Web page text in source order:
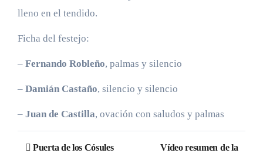
lleno en el tendido.
Ficha del festejo:
– Fernando Robleño, palmas y silencio
– Damián Castaño, silencio y silencio
– Juan de Castilla, ovación con saludos y palmas
Navegación
Puerta de los Cósules
Vídeo resumen de la